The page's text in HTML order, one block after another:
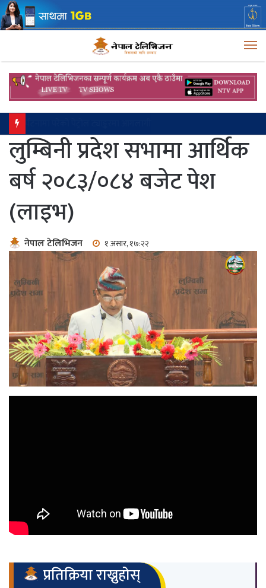
लुम्बिनी प्रदेश सभामा आर्थिक
बर्ष २०८३/०८४ बजेट पेश
(लाइभ)
नेपाल टेलिभिजन १ असार, १७:२२
प्रतिक्रिया राख्नुहोस्